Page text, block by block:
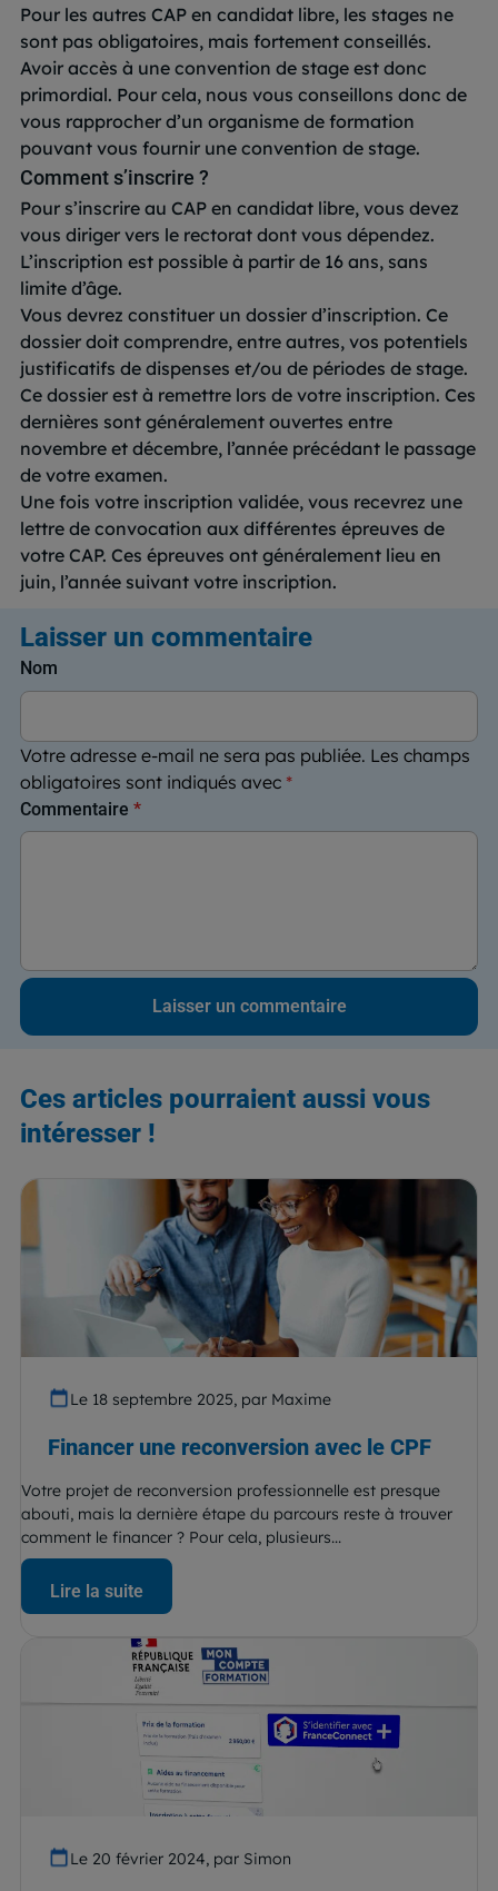
Pour les autres CAP en candidat libre, les stages ne
sont pas obligatoires, mais fortement conseillés.
Avoir accès à une convention de stage est donc
primordial. Pour cela, nous vous conseillons donc de
vous rapprocher d’un organisme de formation
pouvant vous fournir une convention de stage.
Comment s’inscrire ?
Pour s’inscrire au CAP en candidat libre, vous devez
vous diriger vers le rectorat dont vous dépendez.
L’inscription est possible à partir de 16 ans, sans
limite d’âge.
Vous devrez constituer un dossier d’inscription. Ce
dossier doit comprendre, entre autres, vos potentiels
justificatifs de dispenses et/ou de périodes de stage.
Ce dossier est à remettre lors de votre inscription. Ces
dernières sont généralement ouvertes entre
novembre et décembre, l’année précédant le passage
de votre examen.
Une fois votre inscription validée, vous recevrez une
lettre de convocation aux différentes épreuves de
votre CAP. Ces épreuves ont généralement lieu en
juin, l’année suivant votre inscription.
Laisser un commentaire
Votre adresse e-mail ne sera pas publiée. Les champs
obligatoires sont indiqués avec *
Nom
Commentaire *
Ces articles pourraient aussi vous
intéresser !
Le 18 septembre 2025, par Maxime
Financer une reconversion avec le CPF
Votre projet de reconversion professionnelle est presque
abouti, mais la dernière étape du parcours reste à trouver
comment le financer ? Pour cela, plusieurs...
Lire la suite
Le 20 février 2024, par Simon